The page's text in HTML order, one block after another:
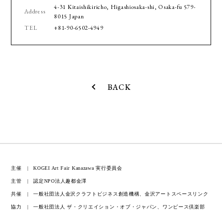
Address
4-31 Kitaishikiricho, Higashiosaka-shi, Osaka-fu 579-
8015 Japan
TEL
+81-90-6502-4949
BACK
主催 KOGEI Art Fair Kanazawa 実行委員会
主管 認定NPO法人趣都金澤
共催 一般社団法人金沢クラフトビジネス創造機構、金沢アートスペースリンク
協力 一般社団法人 ザ・クリエイション・オブ・ジャパン、ワンピース倶楽部